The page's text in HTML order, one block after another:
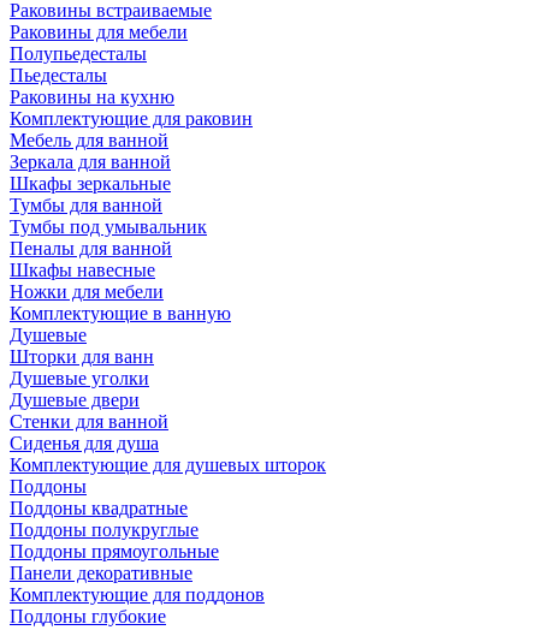
Раковины встраиваемые
Раковины для мебели
Полупьедесталы
Пьедесталы
Раковины на кухню
Комплектующие для раковин
Мебель для ванной
Зеркала для ванной
Шкафы зеркальные
Тумбы для ванной
Тумбы под умывальник
Пеналы для ванной
Шкафы навесные
Ножки для мебели
Комплектующие в ванную
Душевые
Шторки для ванн
Душевые уголки
Душевые двери
Стенки для ванной
Сиденья для душа
Комплектующие для душевых шторок
Поддоны
Поддоны квадратные
Поддоны полукруглые
Поддоны прямоугольные
Панели декоративные
Комплектующие для поддонов
Поддоны глубокие